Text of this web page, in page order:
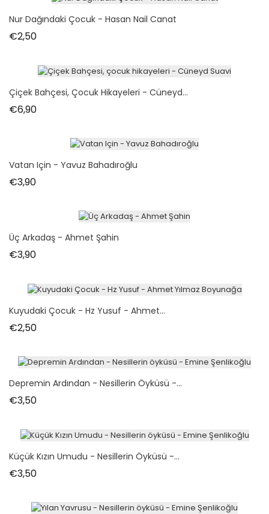
Nur Dağındaki Çocuk - Hasan Nail Canat
€2,50Fiyat
Çiçek Bahçesi, Çocuk Hikayeleri - Cüneyd...
€6,90Fiyat
Vatan Için - Yavuz Bahadıroğlu
€3,90Fiyat
Üç Arkadaş - Ahmet Şahin
€3,90Fiyat
Kuyudaki Çocuk - Hz Yusuf - Ahmet...
€2,50Fiyat
Depremin Ardından - Nesillerin Öyküsü -...
€3,50Fiyat
Küçük Kızın Umudu - Nesillerin Öyküsü -...
€3,50Fiyat